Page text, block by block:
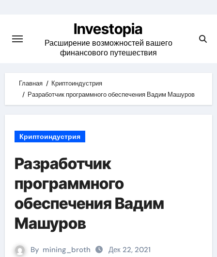
content
Investopia
Расширение возможностей вашего
финансового путешествия
Главная
Криптоиндустрия
Разработчик программного обеспечения Вадим Машуров
Криптоиндустрия
Разработчик
программного
обеспечения Вадим
Машуров
By mining_broth Дек 22, 2021